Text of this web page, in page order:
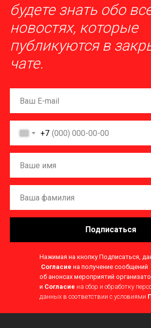
будете знать обо
новостях, которые
публикуются в
чате.
+7
Подписаться
Нажимая на кнопку Подписаться,
Согласие на получение сообщений
об анонсах мероприятий
и Согласие на сбор и обработку
данных в соответствии с условиями